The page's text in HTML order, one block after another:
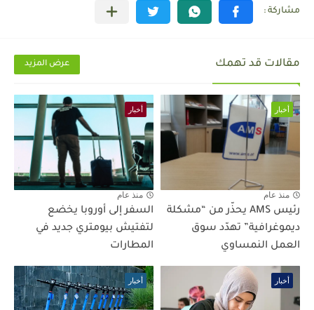
مقالات قد تهمك عرض المزيد
أخبار
منذ عام
رئيس AMS يحذّر من “مشكلة
ديموغرافية” تهدّد سوق
العمل النمساوي
أخبار
منذ عام
السفر إلى أوروبا يخضع
لتفتيش بيومتري جديد في
المطارات
أخبار أخبار